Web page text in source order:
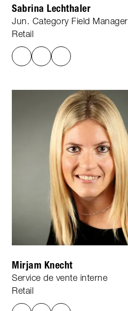
Sabrina Lechthaler
Jun. Category Field Manager
Retail
Mirjam Knecht
Service de vente interne
Retail